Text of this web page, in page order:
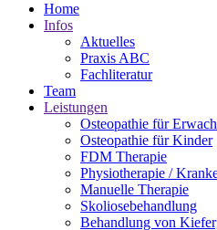
Home
Infos
Aktuelles
Praxis ABC
Fachliteratur
Team
Leistungen
Osteopathie für
Osteopathie für Kinder
FDM Therapie
Physiotherapie /
Manuelle Therapie
Skoliosebehandlung
Behandlung von